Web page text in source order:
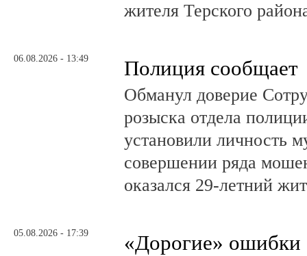
жителя Терского
06.08.2026 - 13:49 Полиция сообщает
Обманул доверие
розыска отдела
установили личность
совершении ряда
оказался 29-летний
05.08.2026 - 17:39 «Дорогие» ошибки